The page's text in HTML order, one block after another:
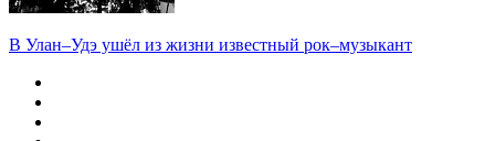
В Улан–Удэ ушёл из жизни известный рок–музыкант